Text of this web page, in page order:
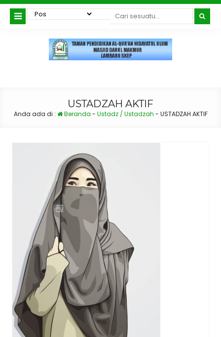
USTADZAH AKTIF
Anda ada di : Beranda - Ustadz / Ustadzah - USTADZAH AKTIF